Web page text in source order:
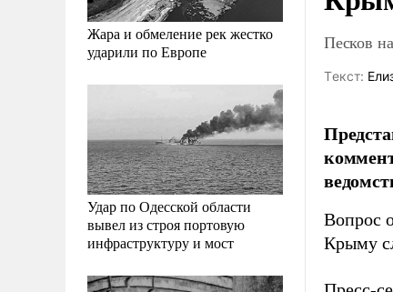
Жара и обмеление рек жестко
ударили по Европе
Удар по Одесской области
вывел из строя портовую
инфраструктуру и мост
Песков
Tекст:
Вопрос
Крыму